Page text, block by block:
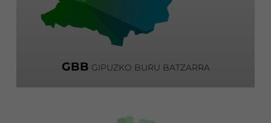
GBB GIPUZKO BURU BATZARRA